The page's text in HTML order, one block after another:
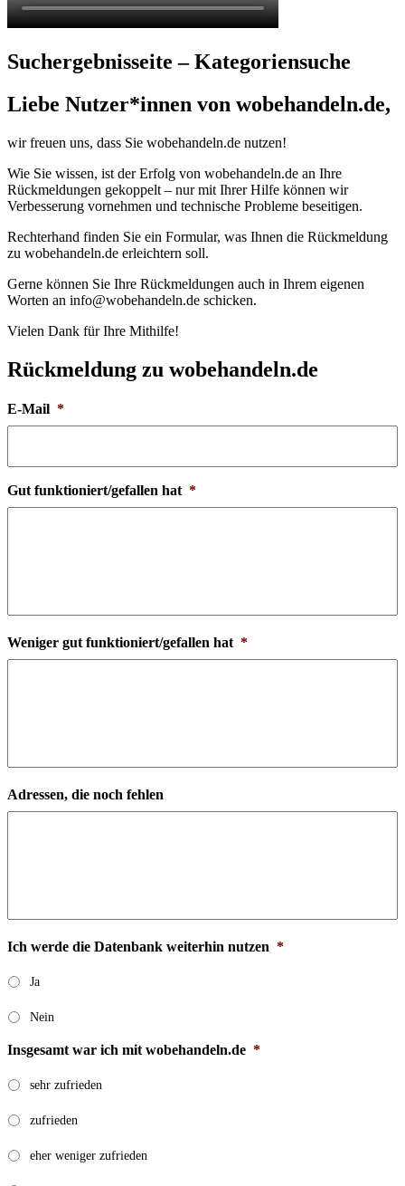
Suchergebnisseite – Kategoriensuche
Liebe Nutzer*innen von wobehandeln.de,
wir freuen uns, dass Sie wobehandeln.de nutzen!
Wie Sie wissen, ist der Erfolg von wobehandeln.de an Ihre
Rückmeldungen gekoppelt – nur mit Ihrer Hilfe können wir
Verbesserung vornehmen und technische Probleme beseitigen.
Rechterhand finden Sie ein Formular, was Ihnen die Rückmeldung
zu wobehandeln.de erleichtern soll.
Gerne können Sie Ihre Rückmeldungen auch in Ihrem eigenen
Worten an info@wobehandeln.de schicken.
Vielen Dank für Ihre Mithilfe!
Rückmeldung zu wobehandeln.de
E-Mail *
Gut funktioniert/gefallen hat *
Weniger gut funktioniert/gefallen hat *
Adressen, die noch fehlen
Ich werde die Datenbank weiterhin nutzen *
Ja
Nein
Insgesamt war ich mit wobehandeln.de *
sehr zufrieden
zufrieden
eher weniger zufrieden